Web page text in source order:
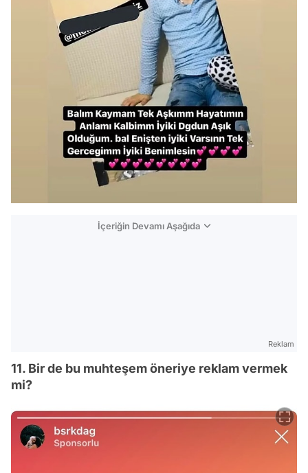
İçeriğin Devamı Aşağıda
Reklam
11. Bir de bu muhteşem öneriye reklam vermek
mi?